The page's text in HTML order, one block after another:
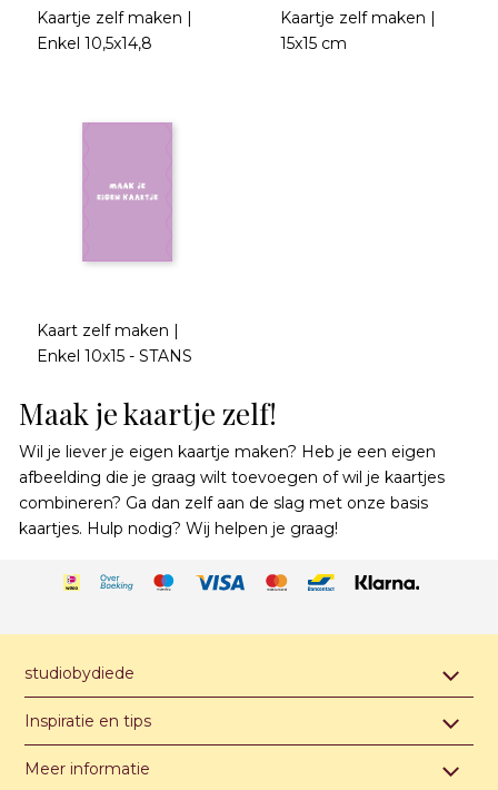
Kaartje zelf maken |
Enkel 10,5x14,8
Kaartje zelf maken |
15x15 cm
Kaart zelf maken |
Enkel 10x15 - STANS
Maak je kaartje zelf!
Wil je liever je eigen kaartje maken? Heb je een eigen
afbeelding die je graag wilt toevoegen of wil je kaartjes
combineren? Ga dan zelf aan de slag met onze basis
kaartjes. Hulp nodig? Wij helpen je graag!
studiobydiede
Contact & afspraak maken
Over studiobydiede
Unieke illustratie of ontwerp
Inspiratie en tips
Hippe jongensnamen van A t/m Z
Meer informatie